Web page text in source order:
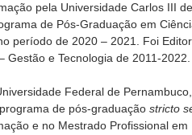
pela Universidade Carlos III
de Pós-Graduação em
período de 2020 – 2021. Foi
Gestão e Tecnologia de 2011-2022.
Federal de
de pós-graduação stricto
e no Mestrado Profissional